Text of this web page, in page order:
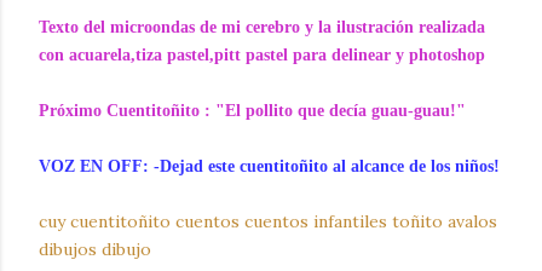
Texto del microondas de mi cerebro y la ilustración realizada
con acuarela,tiza pastel,pitt pastel para delinear y photoshop
Próximo Cuentitoñito : "El pollito que decía guau-guau!"
VOZ EN OFF: -Dejad este cuentitoñito al alcance de los niños!
cuy cuentitoñito cuentos cuentos infantiles toñito avalos
dibujos dibujo